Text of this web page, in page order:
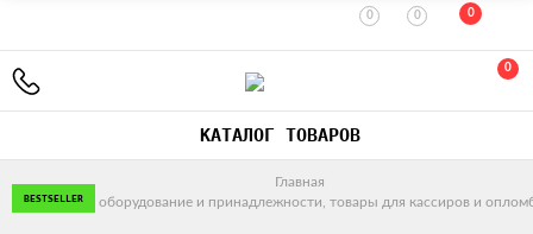
0 0 0
0
КАТАЛОГ ТОВАРОВ
Главная
Банковское оборудование и принадлежности, товары для кассиров и
BESTSELLER
BESTSELLER
BESTSELLER
BESTSELLER
BESTSELLER
BESTSELLER